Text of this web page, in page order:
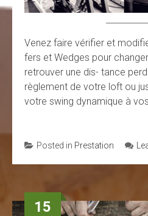
Venez faire vérifier et
fers et Wedges pour
retrouver une dis- tance
règlement de votre loft ou
votre swing dynamique à
Posted in Prestation
15